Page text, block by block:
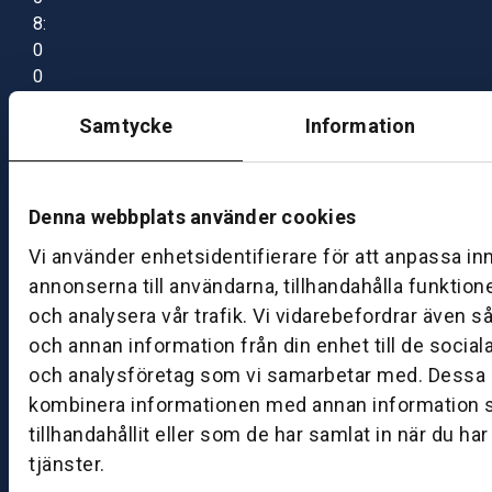
Samtycke Information
Denna webbplats använder cookies
Vi använder enhetsidentifierare för att anpassa
annonserna till användarna, tillhandahålla
och analysera vår trafik. Vi vidarebefordrar även
och annan information från din enhet till de
och analysföretag som vi samarbetar med. Dessa
kombinera informationen med annan information
tillhandahållit eller som de har samlat in när du
tjänster.
8:
0
0
7:
0
B
S
k
ö
v
d